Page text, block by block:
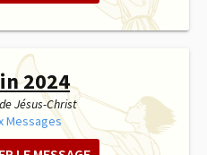
2024
Jésus-Christ
Messages